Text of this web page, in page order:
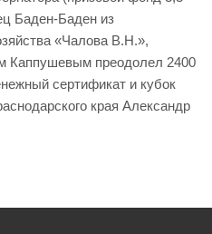
Баден-Баден из
«Чалова В.Н.»,
Каппушевым преодолел 2400
сертификат и кубок
края Александр